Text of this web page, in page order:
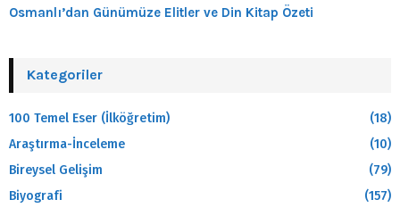
Osmanlı’dan Günümüze Elitler ve Din Kitap Özeti
Kategoriler
100 Temel Eser (İlköğretim)
(18)
Araştırma-İnceleme
(10)
Bireysel Gelişim
(79)
Biyografi
(157)